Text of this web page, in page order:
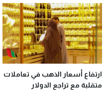
ارتفاع أسعار الذهب في تعاملات
متقلبة مع تراجع الدولار